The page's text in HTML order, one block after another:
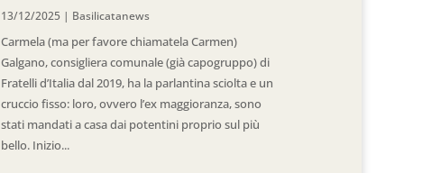
13/12/2025 | Basilicatanews
Carmela (ma per favore chiamatela Carmen)
Galgano, consigliera comunale (già capogruppo) di
Fratelli d’Italia dal 2019, ha la parlantina sciolta e un
cruccio fisso: loro, ovvero l’ex maggioranza, sono
stati mandati a casa dai potentini proprio sul più
bello. Inizio...